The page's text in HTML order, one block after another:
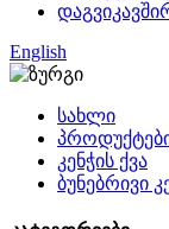
English
სახლი
კენჭის ქვა
ბუნებრივი